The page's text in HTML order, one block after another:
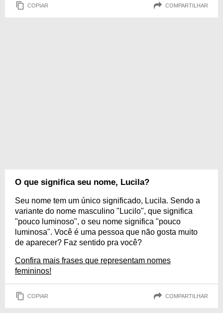
COPIAR COMPARTILHAR
O que significa seu nome, Lucila?
Seu nome tem um único significado, Lucila. Sendo a
variante do nome masculino "Lucilo", que significa
"pouco luminoso", o seu nome significa "pouco
luminosa". Você é uma pessoa que não gosta muito
de aparecer? Faz sentido pra você?
Confira mais frases que representam nomes
femininos!
COPIAR COMPARTILHAR